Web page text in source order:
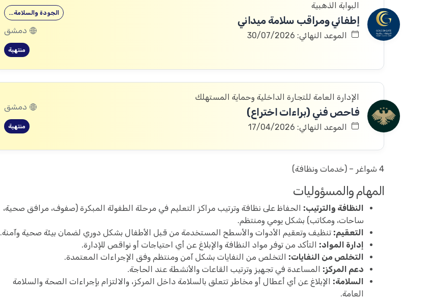
البوابة الذهبية
إطفائي ومراقب سلامة ميداني
الموعد النهائي: 30/07/2026
الجودة والسلامة…
دمشق
منتهية
الإدارة العامة للتجارة الداخلية وحماية المستهلك
فاحص فني (براءات اختراع)
الموعد النهائي: 17/04/2026
دمشق
منتهية
4 شواغر – (خدمات ونظافة)
المهام والمسؤوليات
النظافة والترتيب: الحفاظ على نظافة وترتيب مراكز التعليم في مرحلة الطفولة المبكرة (صفوف، مرافق صحية،
ساحات، ومكاتب) بشكل يومي ومنتظم.
التعقيم: تنظيف وتعقيم الأدوات والأسطح المستخدمة من قبل الأطفال بشكل دوري لضمان بيئة صحية وآمنة.
إدارة المواد: التأكد من توفر مواد النظافة والإبلاغ عن أي احتياجات أو نواقص للإدارة.
التخلص من النفايات: التخلص من النفايات بشكل آمن ومنتظم وفق الإجراءات المعتمدة.
دعم المركز: المساعدة في تجهيز وترتيب القاعات والأنشطة عند الحاجة.
السلامة: الإبلاغ عن أي أعطال أو مخاطر تتعلق بالسلامة داخل المركز، والالتزام بإجراءات الصحة والسلامة
العامة.